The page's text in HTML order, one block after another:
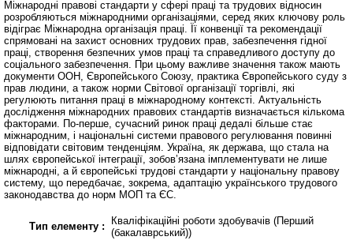
Міжнародні правові стандарти у сфері праці та трудових відносин
розробляються міжнародними організаціями, серед яких ключову роль
відіграє Міжнародна організація праці. Її конвенції та рекомендації
спрямовані на захист основних трудових прав, забезпечення гідної
праці, створення безпечних умов праці та справедливого доступу до
соціального забезпечення. При цьому важливе значення також мають
документи ООН, Європейського Союзу, практика Європейського суду з
прав людини, а також норми Світової організації торгівлі, які
регулюють питання праці в міжнародному контексті. Актуальність
дослідження міжнародних правових стандартів визначається кількома
факторами. По-перше, сучасний ринок праці дедалі більше стає
міжнародним, і національні системи правового регулювання повинні
відповідати світовим тенденціям. Україна, як держава, що стала на
шлях європейської інтеграції, зобов’язана імплементувати не лише
міжнародні, а й європейські трудові стандарти у національну правову
систему, що передбачає, зокрема, адаптацію українського трудового
законодавства до норм МОП та ЄС.
Тип елементу :
Кваліфікаційні роботи здобувачів (Перший
(бакалаврський))